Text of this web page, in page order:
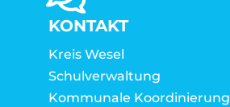
KONTAKT
Kreis Wesel
Schulverwaltung
Kommunale Koordinierung